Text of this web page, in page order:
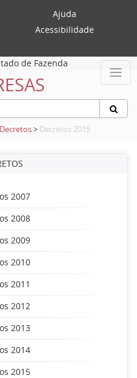
Ajuda
Acessibilidade
de Fazenda
Decretos> Decretos 2015
2007
2008
2009
2010
2011
2012
2013
2014
2015